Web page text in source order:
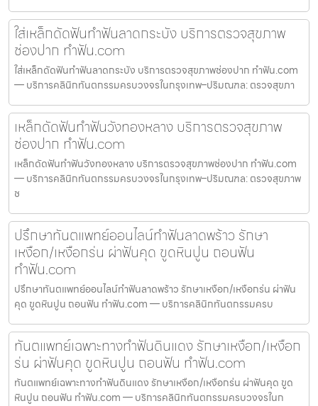
ใส่เหล็กดัดฟันทำฟันลาดกระบัง บริการตรวจสุขภาพ
ช่องปาก ทำฟัน.com
ใส่เหล็กดัดฟันทำฟันลาดกระบัง บริการตรวจสุขภาพช่องปาก ทำฟัน.com
— บริการคลินิกทันตกรรมครบวงจรในกรุงเทพ–ปริมณฑล: ตรวจสุขภา
เหล็กดัดฟันทำฟันวังทองหลาง บริการตรวจสุขภาพ
ช่องปาก ทำฟัน.com
เหล็กดัดฟันทำฟันวังทองหลาง บริการตรวจสุขภาพช่องปาก ทำฟัน.com
— บริการคลินิกทันตกรรมครบวงจรในกรุงเทพ–ปริมณฑล: ตรวจสุขภาพ
ช
ปรึกษาทันตแพทย์ออนไลน์ทำฟันลาดพร้าว รักษา
เหงือก/เหงือกร่น ผ่าฟันคุด ขูดหินปูน ถอนฟัน
ทำฟัน.com
ปรึกษาทันตแพทย์ออนไลน์ทำฟันลาดพร้าว รักษาเหงือก/เหงือกร่น ผ่าฟัน
คุด ขูดหินปูน ถอนฟัน ทำฟัน.com — บริการคลินิกทันตกรรมครบ
ทันตแพทย์เฉพาะทางทำฟันดินแดง รักษาเหงือก/เหงือก
ร่น ผ่าฟันคุด ขูดหินปูน ถอนฟัน ทำฟัน.com
ทันตแพทย์เฉพาะทางทำฟันดินแดง รักษาเหงือก/เหงือกร่น ผ่าฟันคุด ขูด
หินปูน ถอนฟัน ทำฟัน.com — บริการคลินิกทันตกรรมครบวงจรในก